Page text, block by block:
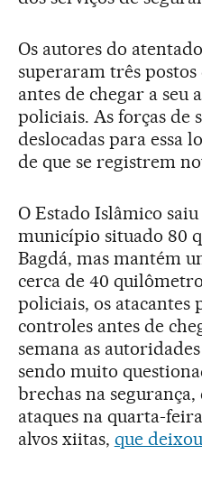
Os autores do
superaram três
antes de chegar a seu
policiais. As forças de
deslocadas para essa
de que se registrem
O Estado Islâmico
município situado 80
Bagdá, mas mantém
cerca de 40
policiais, os atacantes
controles antes de
semana as
sendo muito
brechas na
ataques na quarta-
alvos xiitas, que